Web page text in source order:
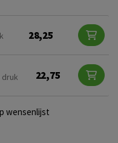
28,25
druk
22,75
wensenlijst